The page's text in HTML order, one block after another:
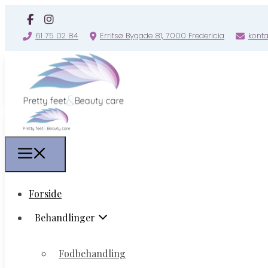
61 75 02 84 Erritsø Bygade 81, 7000 Fredericia
Forside
Behandlinger
Fodbehandling
Forside
Behandlinger
Fodbehandling